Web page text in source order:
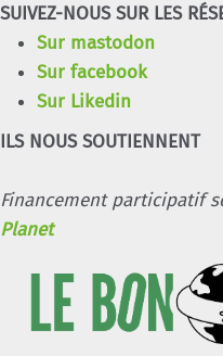
SUIVEZ-NOUS SUR LES
Sur mastodon
Sur facebook
Sur Likedin
ILS NOUS SOUTIENNENT
Financement participatif
Planet